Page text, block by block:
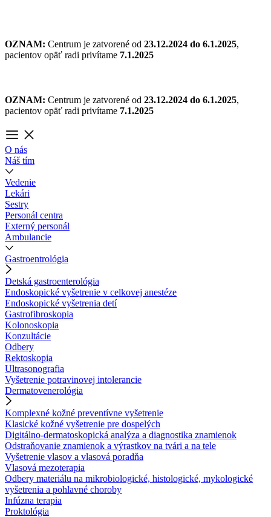
OZNAM: Centrum je zatvorené od 23.12.2024 do 6.1.2025,
pacientov opäť radi privítame 7.1.2025
OZNAM: Centrum je zatvorené od 23.12.2024 do 6.1.2025,
pacientov opäť radi privítame 7.1.2025
O nás
Náš tím
Vedenie
Lekári
Sestry
Personál centra
Externý personál
Ambulancie
Gastroentrológia
Detská gastroenterológia
Endoskopické vyšetrenie v celkovej anestéze
Endoskopické vyšetrenia detí
Gastrofibroskopia
Kolonoskopia
Konzultácie
Odbery
Rektoskopia
Ultrasonografia
Vyšetrenie potravinovej intolerancie
Dermatovenerológia
Komplexné kožné preventívne vyšetrenie
Klasické kožné vyšetrenie pre dospelých
Digitálno-dermatoskopická analýza a diagnostika znamienok
Odstraňovanie znamienok a výrastkov na tvári a na tele
Vyšetrenie vlasov a vlasová poradňa
Vlasová mezoterapia
Odbery materiálu na mikrobiologické, histologické, mykologické
vyšetrenia a pohlavné choroby
Infúzna terapia
Proktológia